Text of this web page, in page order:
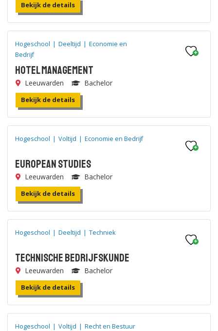
Bekijk de details
Hogeschool | Deeltijd | Economie en
Bedrijf
Hotel Management
Leeuwarden Bachelor
Bekijk de details
Hogeschool | Voltijd | Economie en Bedrijf
European Studies
Leeuwarden Bachelor
Bekijk de details
Hogeschool | Deeltijd | Techniek
Technische Bedrijfskunde
Leeuwarden Bachelor
Bekijk de details
Hogeschool | Voltijd | Recht en Bestuur